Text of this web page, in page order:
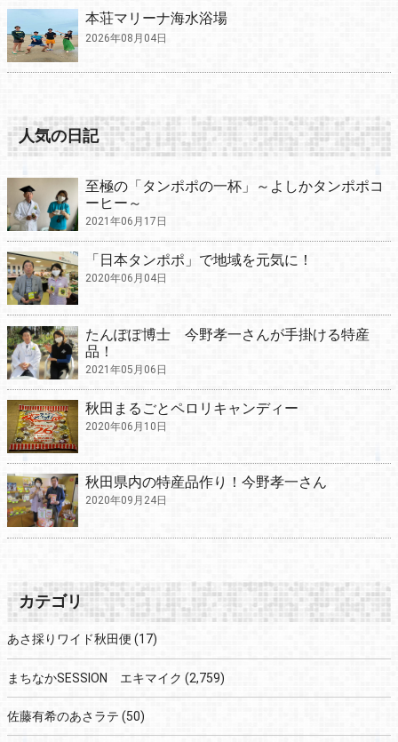
本荘マリーナ海水浴場
2026年08月04日
人気の日記
至極の「タンポポの一杯」～よしかタンポポコ
ーヒー～
2021年06月17日
「日本タンポポ」で地域を元気に！
2020年06月04日
たんぽぽ博士 今野孝一さんが手掛ける特産
品！
2021年05月06日
秋田まるごとペロリキャンディー
2020年06月10日
秋田県内の特産品作り！今野孝一さん
2020年09月24日
カテゴリ
あさ採りワイド秋田便 (17)
まちなかSESSION エキマイク (2,759)
佐藤有希のあさラテ (50)